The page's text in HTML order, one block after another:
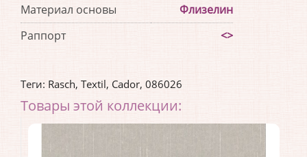
Материал основы
Флизелин
Раппорт
<>
Теги: Rasch, Textil, Cador, 086026
Товары этой коллекции: